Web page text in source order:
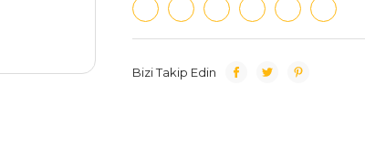
Bizi Takip Edin